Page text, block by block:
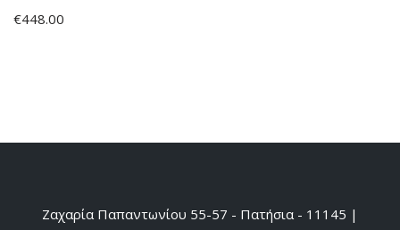
€448.00
Ζαχαρία Παπαντωνίου 55-57 - Πατήσια - 11145 |